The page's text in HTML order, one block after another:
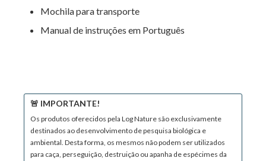
Mochila para transporte
Manual de instruções em Português
🚨 IMPORTANTE!
Os produtos oferecidos pela Log Nature são exclusivamente
destinados ao desenvolvimento de pesquisa biológica e
ambiental. Desta forma, os mesmos não podem ser utilizados
para caça, perseguição, destruição ou apanha de espécimes da